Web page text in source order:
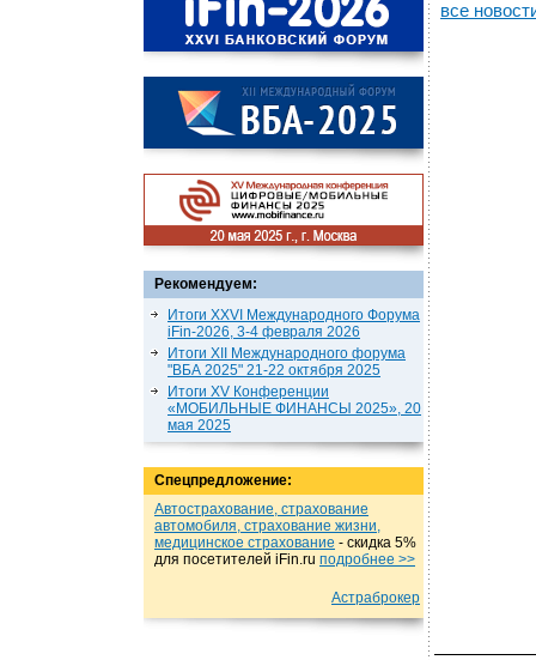
Рекомендуем:
Итоги XXVI Международного Форума
iFin-2026, 3-4 февраля 2026
Итоги XII Международного форума
"ВБА 2025" 21-22 октября 2025
Итоги XV Конференции
«МОБИЛЬНЫЕ ФИНАНСЫ 2025», 20
мая 2025
Спецпредложение:
Автострахование, страхование
автомобиля, страхование жизни,
медицинское страхование - cкидка 5%
для посетителей iFin.ru подробнеe >>
Астраброкер
все